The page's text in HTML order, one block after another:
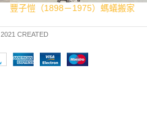
豐子愷（1898－1975）螞蟻搬家
2021 CREATED